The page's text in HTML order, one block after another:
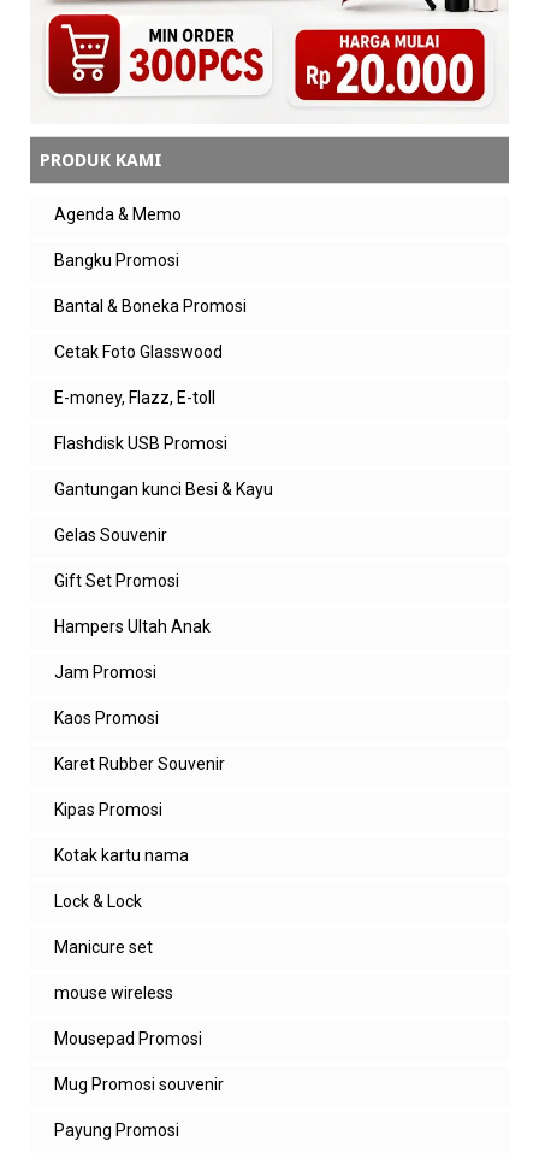
PRODUK KAMI
Agenda & Memo
Bangku Promosi
Bantal & Boneka Promosi
Cetak Foto Glasswood
E-money, Flazz, E-toll
Flashdisk USB Promosi
Gantungan kunci Besi & Kayu
Gelas Souvenir
Gift Set Promosi
Hampers Ultah Anak
Jam Promosi
Kaos Promosi
Karet Rubber Souvenir
Kipas Promosi
Kotak kartu nama
Lock & Lock
Manicure set
mouse wireless
Mousepad Promosi
Mug Promosi souvenir
Payung Promosi